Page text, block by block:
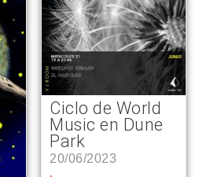
Ciclo de World
Music en Dune
Park
20/06/2023